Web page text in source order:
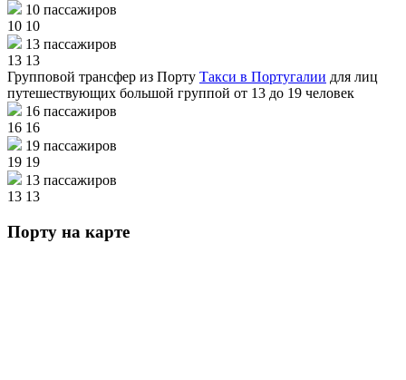
10 пассажиров
10 10
13 пассажиров
13 13
Групповой трансфер из Порту Такси в Португалии для лиц
путешествующих большой группой от 13 до 19 человек
16 пассажиров
16 16
19 пассажиров
19 19
13 пассажиров
13 13
Порту на карте